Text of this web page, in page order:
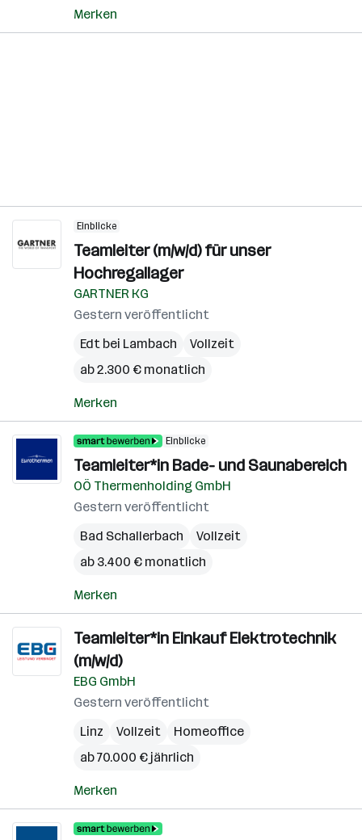
Merken
Einblicke
Teamleiter (m/w/d) für unser
Hochregallager
GARTNER KG
Gestern veröffentlicht
Edt bei Lambach
Vollzeit
ab 2.300 € monatlich
Merken
Einblicke
Teamleiter*in Bade- und Saunabereich
OÖ Thermenholding GmbH
Gestern veröffentlicht
Bad Schallerbach
Vollzeit
ab 3.400 € monatlich
Merken
Teamleiter*in Einkauf Elektrotechnik
(m/w/d)
EBG GmbH
Gestern veröffentlicht
Linz
Vollzeit
Homeoffice
ab 70.000 € jährlich
Merken